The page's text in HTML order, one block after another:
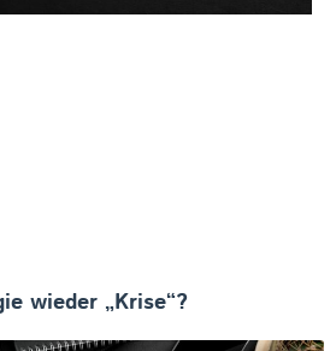
wieder „Krise“?